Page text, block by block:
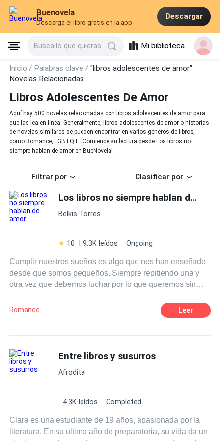
Buenovela
Descarga el libro gratis en la app
Descargar
Busca lo que quieras Mi biblioteca
Inicio / Palabras clave /"libros adolescentes de amor"
Novelas Relacionadas
Libros Adolescentes De Amor
Aquí hay 500 novelas relacionadas con libros adolescentes de amor para
que las lea en línea. Generalmente, libros adolescentes de amor o historias
de novelas similares se pueden encontrar en varios géneros de libros,
como Romance, LGBTQ+. ¡Comience su lectura desde Los libros no
siempre hablan de amor en BueNovela!
Filtrar por Clasificar por
Los libros no siempre hablan de amor
Belkis Torres
10 9.3K leídos Ongoing
Cumplir nuestros sueños es algo que nos han enseñado
desde que somos pequeños. Siempre repitiendo una y
otra vez que debemos luchar por lo que queremos sin
tenía en mente cuando se subió a un avión para ir al otro
extremo del país, para perseguir eso que tanto anhelaba.
cosas más, nuevas amistades, nuevos gustos, pero sobre
todo, algo sobre lo que solamente había escrito y leído: el
Romance Leer
Entre libros y susurros
Afrodita
4.3K leídos Completed
Clara es una estudiante de 19 años, apasionada por la
literatura. En su último año de preparatoria, su vida da un